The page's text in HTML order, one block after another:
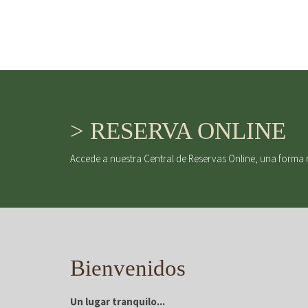
> RESERVA ONLINE
Accede a nuestra Central de Reservas Online, una
Bienvenidos
Un lugar tranquilo...